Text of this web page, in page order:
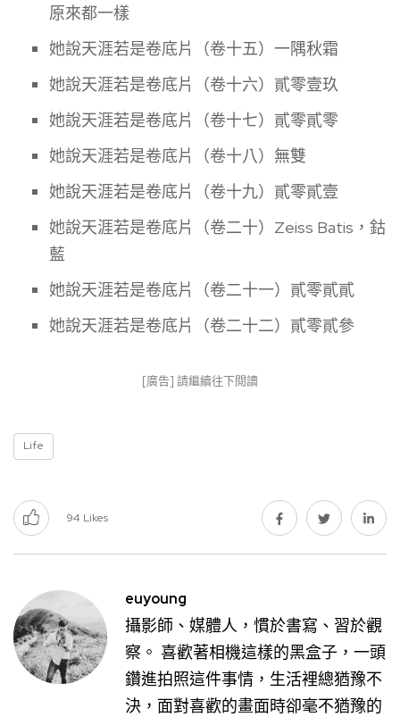
原來都一樣
她說天涯若是卷底片（卷十五）一隅秋霜
她說天涯若是卷底片（卷十六）貳零壹玖
她說天涯若是卷底片（卷十七）貳零貳零
她說天涯若是卷底片（卷十八）無雙
她說天涯若是卷底片（卷十九）貳零貳壹
她說天涯若是卷底片（卷二十）Zeiss Batis，鈷
藍
她說天涯若是卷底片（卷二十一）貳零貳貳
她說天涯若是卷底片（卷二十二）貳零貳參
[廣告] 請繼續往下閱讀
Life
94 Likes
euyoung
攝影師、媒體人，慣於書寫、習於觀
察。 喜歡著相機這樣的黑盒子，一頭
鑽進拍照這件事情，生活裡總猶豫不
決，面對喜歡的畫面時卻毫不猶豫的